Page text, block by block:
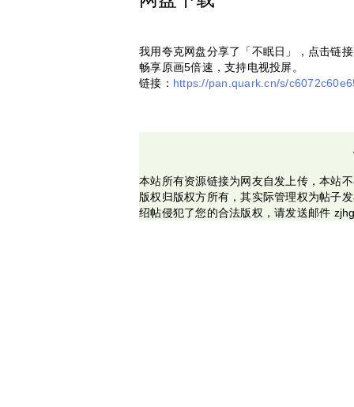
我用夸克网盘分享了「不眠日」，点击链
畅享原画5倍速，支持电视投屏。
链接： https://pan.quark.cn/s/
本站所有资源链接为网友自发上传，本站
版权归版权方所有，其实际管理权为帖子
绍帖侵犯了您的合法版权，请发送邮件